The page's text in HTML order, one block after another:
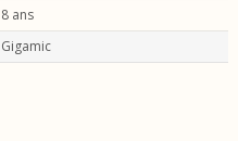
8 ans
Gigamic